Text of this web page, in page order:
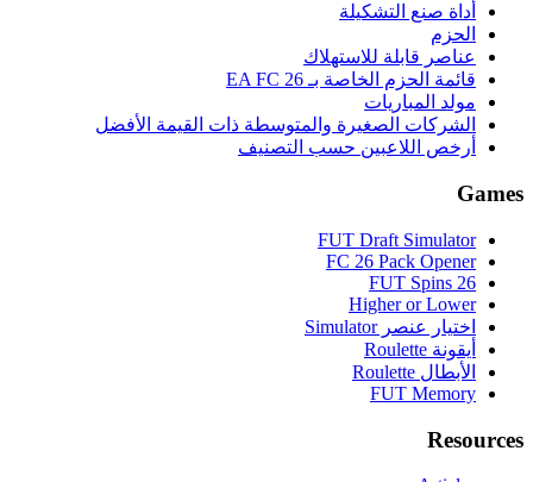
أداة صنع التشكيلة
الحزم
عناصر قابلة للاستهلاك
قائمة الحزم الخاصة بـ EA FC 26
مولد المباريات
الشركات الصغيرة والمتوسطة ذات القيمة الأفضل
أرخص اللاعبين حسب التصنيف
Games
FUT Draft Simulator
FC 26 Pack Opener
FUT Spins 26
Higher or Lower
اختيار عنصر Simulator
أيقونة Roulette
الأبطال Roulette
FUT Memory
Resources